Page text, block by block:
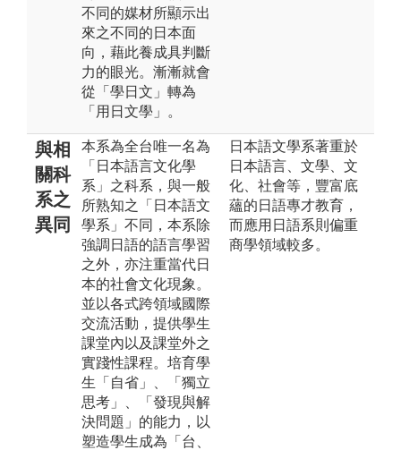
不同的媒材所顯示出
來之不同的日本面
向，藉此養成具判斷
力的眼光。漸漸就會
從「學日文」轉為
「用日文學」。
與相
關科
系之
異同
本系為全台唯一名為
「日本語言文化學
系」之科系，與一般
所熟知之「日本語文
學系」不同，本系除
強調日語的語言學習
之外，亦注重當代日
本的社會文化現象。
並以各式跨領域國際
交流活動，提供學生
課堂內以及課堂外之
實踐性課程。培育學
生「自省」、「獨立
思考」、「發現與解
決問題」的能力，以
塑造學生成為「台、
日本語文學系著重於
日本語言、文學、文
化、社會等，豐富底
蘊的日語專才教育，
而應用日語系則偏重
商學領域較多。